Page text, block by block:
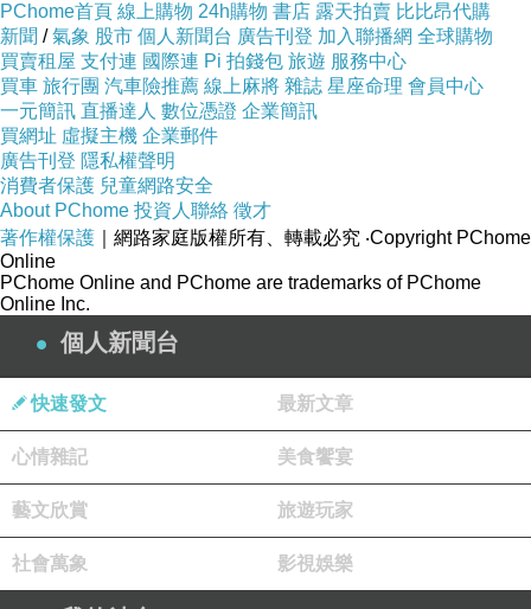
兩人一樣熌,半斤八兩,在雞群裡找到的真愛,怎麼還不珍惜
呢?
又可以當你的墊背,還被你堅視,又喜歡在那家掰的相夫教字
又剛好是你的菜,綠茶味
還可以被互相你利用去打你媽, 幫你孩子..兩人又喜歡互相
傷害的,到哪裡去找個禾你
一樣的神經病丫...??還不好珍惜,
變態的偷窺狂,喜歡監視對方
我他媽,還被人是探那麼多年???狗屎?什麼東西?真當自己是
上帝了
的債都不用還的??
誰俞到天生大贏家都是輸家都倒楣,沒有人會想禾這種人交
朋友!!!!
自大到神經病了,
PChome首頁 線上購物 24h購物 書店 露天拍賣 比比昂代購
新聞 /氣象 股市 個人新聞台 廣告刊登 加入聯播網 全球購物
買賣租屋 支付連 國際連 Pi 拍錢包 旅遊 服務中心
買車 旅行團 汽車險推薦 線上麻將 雜誌 星座命理 會員中心
一元簡訊 直播達人 數位憑證 企業簡訊
買網址 虛擬主機 企業郵件
廣告刊登 隱私權聲明
消費者保護 兒童網路安全
About PChome 投資人聯絡 徵才
著作權保護 ｜網路家庭版權所有、轉載必究 ‧Copyright PChome
Online
PChome Online and PChome are trademarks of PChome
Online Inc.
個人新聞台
快速發文 最新文章
心情雜記 美食饗宴
藝文欣賞 旅遊玩家
社會萬象 影視娛樂